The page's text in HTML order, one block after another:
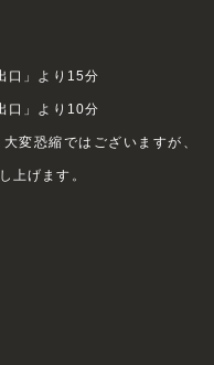
」より15分
」より10分
変恐縮ではございますが、
上げます。